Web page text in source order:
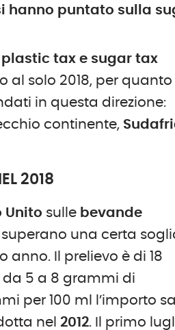
hanno puntato sulla
plastic tax e sugar tax
al solo 2018, per quanto
in questa direzione:
continente,
2018
Unito sulle bevande
una certa
anno. Il prelievo è di 18
5 a 8 grammi di
per 100 ml l’importo
nel 2012. Il primo